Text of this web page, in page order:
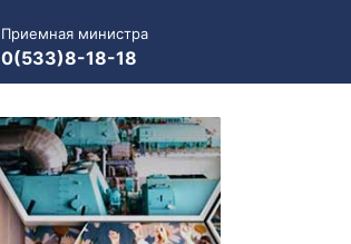
Приемная министра
0(533)8-18-18